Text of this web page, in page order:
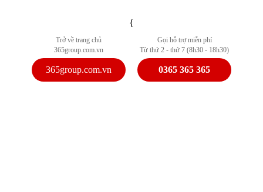
{
Trở về trang chủ
365group.com.vn
365group.com.vn
Gọi hỗ trợ miễn phí
Từ thứ 2 - thứ 7 (8h30 - 18h30)
0365 365 365